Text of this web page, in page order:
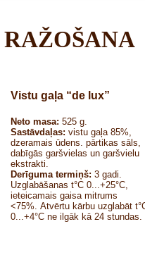
Vistu gaļa “de lux”
Neto masa: 525 g.
Sastāvdaļas: vistu gaļa 85%,
dzeramais ūdens. pārtikas sāls,
dabīgās garšvielas un garšvielu
ekstrakti.
Derīguma termiņš: 3 gadi.
Uzglabāšanas t°C 0...+25°C,
ieteicamais gaisa mitrums
<75%. Atvērtu kārbu uzglabāt
0...+4°C ne ilgāk kā 24 stundas.